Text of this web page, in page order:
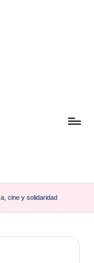
cine y solidaridad